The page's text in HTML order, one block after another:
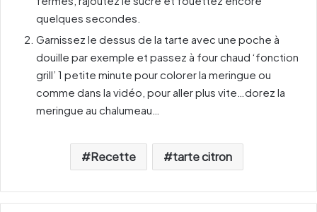
quelques secondes.
Garnissez le dessus de la tarte avec une poche à
douille par exemple et passez à four chaud ‘fonction
grill’ 1 petite minute pour colorer la meringue ou
comme dans la vidéo, pour aller plus vite…dorez la
meringue au chalumeau…
Recette tarte citron